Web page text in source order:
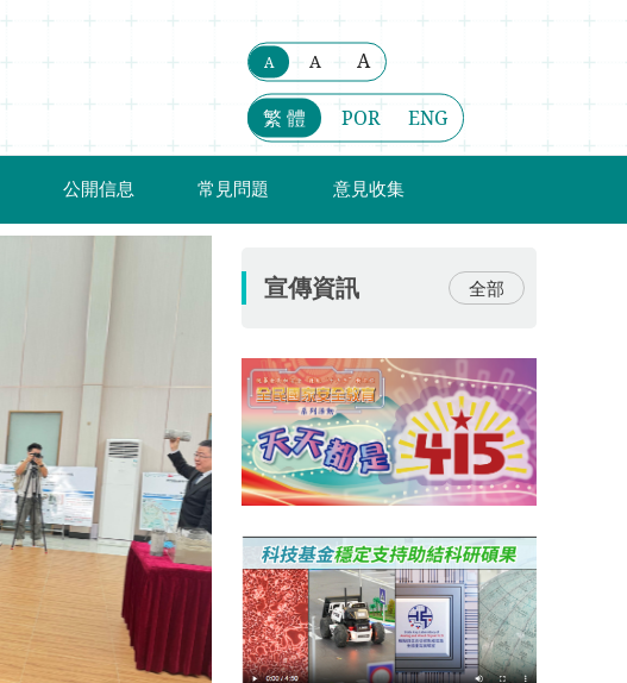
A A A
繁 體 POR ENG
公開信息 常見問題 意見收集
宣傳資訊 全部